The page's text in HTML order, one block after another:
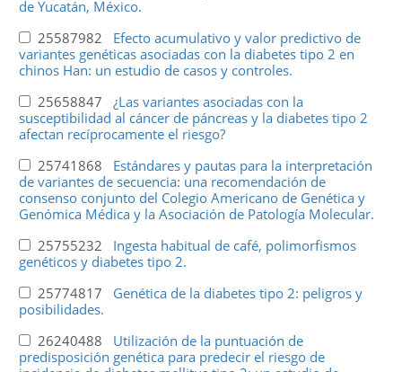
de Yucatán, México.
25587982 Efecto acumulativo y valor predictivo de
variantes genéticas asociadas con la diabetes tipo 2 en
chinos Han: un estudio de casos y controles.
25658847 ¿Las variantes asociadas con la
susceptibilidad al cáncer de páncreas y la diabetes tipo 2
afectan recíprocamente el riesgo?
25741868 Estándares y pautas para la interpretación
de variantes de secuencia: una recomendación de
consenso conjunto del Colegio Americano de Genética y
Genómica Médica y la Asociación de Patología Molecular.
25755232 Ingesta habitual de café, polimorfismos
genéticos y diabetes tipo 2.
25774817 Genética de la diabetes tipo 2: peligros y
posibilidades.
26240488 Utilización de la puntuación de
predisposición genética para predecir el riesgo de